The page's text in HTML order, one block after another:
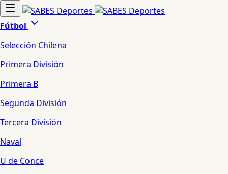
Fútbol
Selección Chilena
Primera División
Primera B
Segunda División
Tercera División
Naval
U de Conce